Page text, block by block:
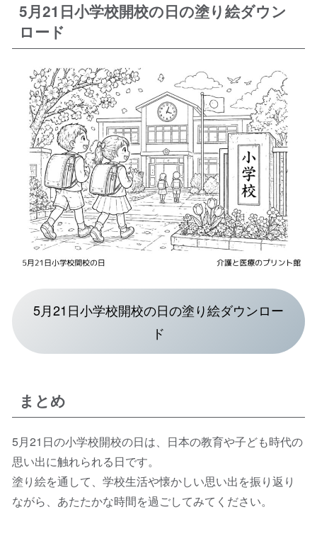
5月21日小学校開校の日の塗り絵ダウン
ロード
5月21日小学校開校の日の塗り絵ダウンロー
ド
まとめ
5月21日の小学校開校の日は、日本の教育や子ども時代の
思い出に触れられる日です。
塗り絵を通して、学校生活や懐かしい思い出を振り返り
ながら、あたたかな時間を過ごしてみてください。